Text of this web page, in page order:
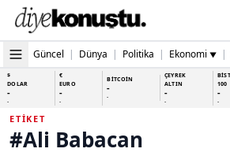
Güncel | Dünya | Politika | Ekonomi ▼ |
$
DOLAR
-
-
€
EURO
-
-
BİTCOİN
-
-
ÇEYREK
ALTIN
-
-
BİST
100
-
-
ETIKET
#Ali Babacan